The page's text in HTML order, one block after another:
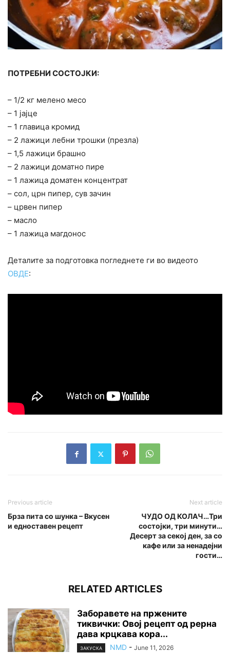
ПОТРЕБНИ СОСТОЈКИ:
– 1/2 кг мелено месо
– 1 јајце
– 1 главица кромид
– 2 лажици лебни трошки (презла)
– 1,5 лажици брашно
– 2 лажици доматно пире
– 1 лажица доматен концентрат
– сол, црн пипер, сув зачин
– црвен пипер
– масло
– 1 лажица магдонос
Деталите за подготовка погледнете ги во видеото
ОВДЕ:
Previous article
Брза пита со шунка – Вкусен
и едноставен рецепт
Next article
ЧУДО ОД КОЛАЧ…Три
состојки, три минути…
Десерт за секој ден, за со
кафе или за ненадејни
гости…
RELATED ARTICLES
Заборавете на пржените
тиквички: Овој рецепт од рерна
дава крцкава кора...
ЗАКУСКА NMD - June 11, 2026